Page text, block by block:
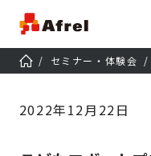
セミナー・体験会
2022年12月22日